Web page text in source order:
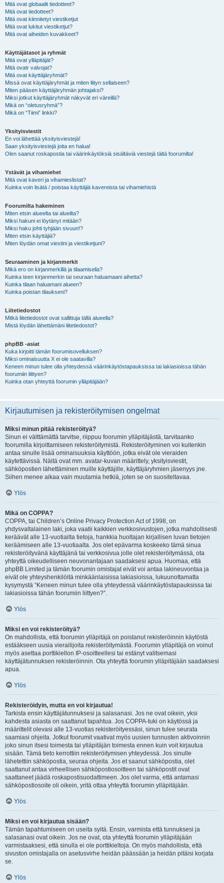
Mitä ovat globaalit tiedotteet?
Mitä ovat tiedotteet?
Mitä ovat kiinnitetyt viestiketjut
Mitä ovat lukitut viestiketjut?
Mitä ovat aiheiden kuvakkeet?
Käyttäjätasot ja ryhmät
Mitä ovat ylläpitäjät?
Mitä ovatr valvojat?
Mitä ovat käyttäjäryhmät?
Missä ovat käyttäjäryhmät ja miten liityn sellaiseen?
Miten pääsen käyttäjäryhmän johtajaksi?
Miksi jotkut käyttäjäryhmät näkyvät eri väreillä?
Mikä on “oletusryhmä”?
Mikä on “Tiimi” linkki?
Yksityisviestit
En voi lähettää yksityisviestejä!
Saan yksityisviestejä joita en halua!
Olen saanut roskapostia tai väärinkäytöksiä sisältäviä viestejä tältä foorumilta!
Ystävät ja vihamiehet
Mitä ovat kaveri ja vihamieslistat?
Kuinka voin lisätä / poistaa käyttäjiä kavereista tai vihamiehistä
Foorumilta hakeminen
Miten etsin alueelta tai alueilta?
Miksi hakuni ei löytänyt mitään?
Miksi haku johti tyhjään sivuun!?
Miten etsin käyttäjiä?
Miten löydän omat viestini ja viestiketjuni?
Seuraaminen ja kirjanmerkit
Mikä ero on kirjanmerkillä ja tilaamisella?
Kuinka teen kirjanmerkin tai seuraan haluamaani aihetta?
Kuinka tilaan haluamani alueen?
Kuinka poistan tilaukseni?
Liitetiedostot
Mitkä liitetiedostot ovat sallittuja tällä alueella?
Mistä löydän lähettämäni liitetiedostot?
phpBB -asiat
Kuka kirjoitti tämän foorumisovelluksen?
Miksi ominaisuutta X ei ole saatavilla?
Keneen minun tulee olla yhteydessä väärinkäytöstapauksissa tai lakiasioissa tähän
foorumiin liittyen?
Kuinka otan yhteyttä foorumin ylläpitäjään?
Kirjautumisen ja rekisteröitymisen ongelmat
Miksi minun pitää rekisteröityä?
Sinun ei välttämättä tarvitse, riippuu foorumin ylläpitäjästä, tarvitaanko
foorumilla kirjoittamiseen rekisteröitymistä. Rekisteröityminen voi kuitenkin
antaa sinulle lisää ominaisuuksia käyttöön, jotka eivät ole vieraiden
käytettävissä. Näitä ovat mm. avatar-kuvan määrittely, yksityisviestit,
sähköpostien lähettäminen muille käyttäjille, käyttäjäryhmien jäsenyys jne.
Siihen menee aikaa vain muutamia hetkiä, joten se on suositeltavaa.
Ylös
Mikä on COPPA?
COPPA, tai Children’s Online Privacy Protection Act of 1998, on
yhdysvaltalainen laki, joka vaatii kaikkien verkkosivustojen, jotka mahdollisesti
keräävät alle 13-vuotiailta tietoja, hankkia huoltajan kirjallisen luvan tietojen
keräämiseen alle 13-vuotiaalta. Jos olet epävarma koskeeko tämä sinua
rekisteröityvänä käyttäjänä tai verkkosivua jolle olet rekisteröitymässä, ota
yhteyttä oikeudelliseen neuvonantajaan saadaksesi apua. Huomaa, että
phpBB Limited ja tämän foorumin omistajat eivät voi antaa lakineuvontaa ja
eivät ole yhteyshenkilöitä minkäänlaisissa lakiasioissa, lukuunottamatta
kysymystä “Keneen minun tulee olla yhteydessä väärinkäytöstapauksissa tai
lakiasioissa tähän foorumiin liittyen?”.
Ylös
Miksi en voi rekisteröityä?
On mahdollista, että foorumin ylläpitäjä on poistanut rekisteröinnin käytöstä
estääkseen uusia vierailijoita rekisteröitymästä. Foorumin ylläpitäjä on voinut
myös asettaa porttikiellon IP-osoitteellesi tai estänyt valitsemasi
käyttäjätunnuksen rekisteröinnin. Ota yhteyttä foorumin ylläpitäjään saadaksesi
apua.
Ylös
Rekisteröidyin, mutta en voi kirjautua!
Tarkista ensin käyttäjätunnuksesi ja salasanasi. Jos ne ovat oikein, yksi
kahdesta asiasta on saattanut tapahtua. Jos COPPA-tuki on käytössä ja
määrittelit olevasi alle 13-vuotias rekisteröityessäsi, sinun tulee seurata
saamiasi ohjeita. Jotkut foorumit vaativat myös uusien tunnusten aktivoinnin
joko sinun itsesi toimesta tai ylläpitäjän toimesta ennen kuin voit kirjautua
sisään. Tämä tieto kerrottiin rekisteröitymisen yhteydessä. Jos sinulle
lähetettiin sähköpostia, seuraa ohjeita. Jos et saanut sähköpostia, olet
saattanut antaa virheellisen sähköpostiosoitteen tai sähköpostit ovat
saattaneet jäädä roskapostisuodattimeen. Jos olet varma, että antamasi
sähköpostiosoite oli oikein, yritä ottaa yhteyttä foorumin ylläpitäjään.
Ylös
Miksi en voi kirjautua sisään?
Tämän tapahtumiseen on useita syitä. Ensin, varmista että tunnuksesi ja
salasanasi ovat oikein. Jos ne ovat, ota yhteyttä foorumin ylläpitäjään
varmistaaksesi, että sinulla ei ole porttikieltoja. On myös mahdollista, että
sivuston omistajalla on asetusvirhe heidän päässään ja heidän pitäisi korjata
se.
Ylös